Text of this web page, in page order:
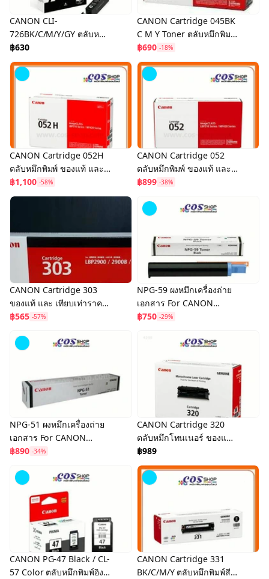
CANON CLI-
726BK/C/M/Y/GY ตลับหมึก
อิงค์เจ็ท สี ของแท้
฿630
CANON Cartridge 045BK
C M Y Toner ตลับหมึกพิมพ์
ของแท้ และเทียบเท่า
฿690 -18%
CANON Cartridge 052H
ตลับหมึกพิมพ์ ของแท้ และ
เทียบเท่า For CANON
LBP210 Series, MF420
฿1,100 -58%
CANON Cartridge 052
ตลับหมึกพิมพ์ ของแท้ และ
เทียบเท่า For CANON
฿899 -38%
CANON Cartridge 303
ของแท้ และ เทียบเท่าราคา
ประหยัด For Canon
Cartridge
฿565 -57%
NPG-59 ผงหมึกเครื่องถ่าย
เอกสาร For CANON
IR2520i/IR2525i/IR2530/I
฿750 -29%
NPG-51 ผงหมึกเครื่องถ่าย
เอกสาร For CANON
IR2520i/IR2525i/IR2530/I
เท่า
฿890 -34%
CANON Cartridge 320
ตลับหมึกโทนเนอร์ ของแท้
และ เทียบเท่า For Image
Class
D1150/D1350/D1380/M6
฿989
CANON PG-47 Black / CL-
57 Color ตลับหมึกพิมพ์อิงค์
CANON Cartridge 331
BK/C/M/Y ตลับหมึกพิมพ์สี